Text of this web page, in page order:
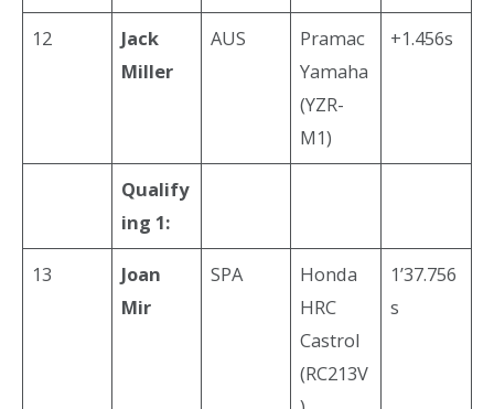
12
Jack
Miller
AUS
Pramac
Yamaha
(YZR-
M1)
+1.456s
Qualify
ing 1:
13
Joan
Mir
SPA
Honda
HRC
Castrol
(RC213V
1’37.756
s